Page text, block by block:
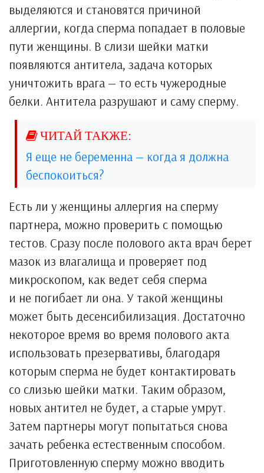
выделяются и становятся причиной
аллергии, когда сперма попадает в половые
пути женщины. В слизи шейки матки
появляются антитела, задача которых
уничтожить врага — то есть чужеродные
белки. Антитела разрушают и саму сперму.
Я еще не беременна — когда я должна
беспокоиться?
Есть ли у женщины аллергия на сперму
партнера, можно проверить с помощью
тестов. Сразу после полового акта врач берет
мазок из влагалища и проверяет под
микроскопом, как ведет себя сперма
и не погибает ли она. У такой женщины
может быть десенсибилизация. Достаточно
некоторое время во время полового акта
использовать презервативы, благодаря
которым сперма не будет контактировать
со слизью шейки матки. Таким образом,
новых антител не будет, а старые умрут.
Затем партнеры могут попытаться снова
зачать ребенка естественным способом.
Приготовленную сперму можно вводить